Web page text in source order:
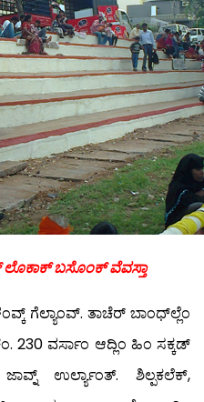
ಲೊಕಾಕ್ ಬಸೊಂಕ್ ವೆವಸ್ತಾ
ಗೆಲ್ಯಾಂವ್. ತಾಚೆರ್ ಬಾಂಧ್‍ಲ್ಲೆಂ
ವರ್ಸಾಂ ಆದ್ಲಿಂ ಹಿಂ ಸಕ್ಕಡ್
ಉರ್ಲ್ಯಾಂತ್. ಶಿಲ್ಪಕಲೆಕ್,